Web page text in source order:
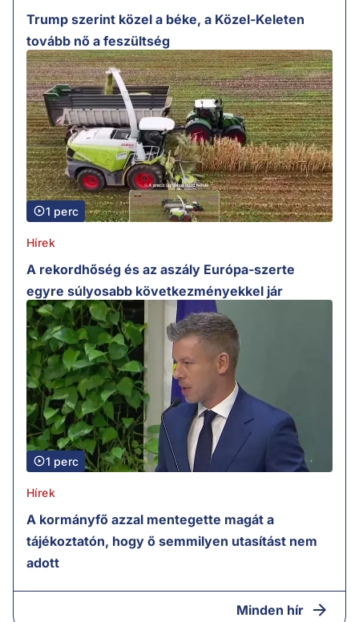
Trump szerint közel a béke, a Közel-Keleten
tovább nő a feszültség
1 perc
Hírek
A rekordhőség és az aszály Európa-szerte
egyre súlyosabb következményekkel jár
1 perc
Hírek
A kormányfő azzal mentegette magát a
tájékoztatón, hogy ő semmilyen utasítást nem
adott
Minden hír